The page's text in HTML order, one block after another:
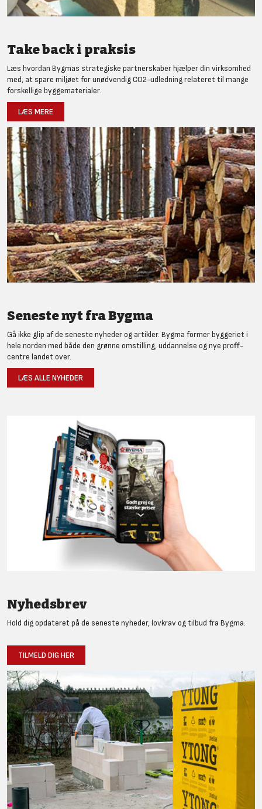
Take back i praksis
Læs hvordan Bygmas strategiske partnerskaber hjælper din virksomhed
med, at spare miljøet for unødvendig CO2-udledning relateret til mange
forskellige byggematerialer.
LÆS MERE
Seneste nyt fra Bygma
Gå ikke glip af de seneste nyheder og artikler. Bygma former byggeriet i
hele norden med både den grønne omstilling, uddannelse og nye proff-
centre landet over.
LÆS ALLE NYHEDER
Nyhedsbrev
Hold dig opdateret på de seneste nyheder, lovkrav og tilbud fra Bygma.
TILMELD DIG HER